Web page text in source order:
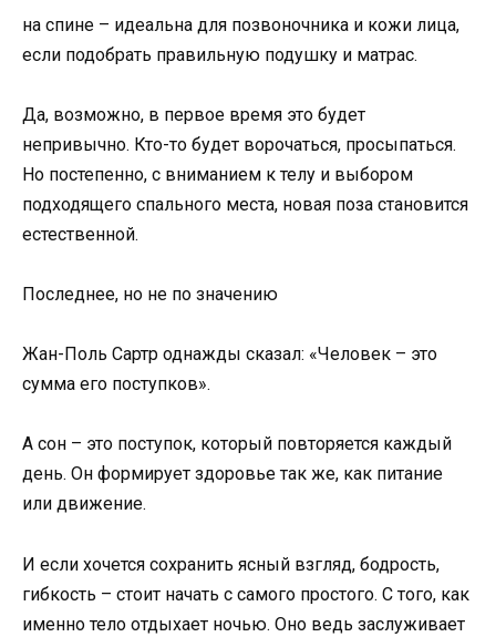
на спине – идеальна для позвоночника и кожи лица,
если подобрать правильную подушку и матрас.
Да, возможно, в первое время это будет
непривычно. Кто-то будет ворочаться, просыпаться.
Но постепенно, с вниманием к телу и выбором
подходящего спального места, новая поза становится
естественной.
Последнее, но не по значению
Жан-Поль Сартр однажды сказал: «Человек – это
сумма его поступков».
А сон – это поступок, который повторяется каждый
день. Он формирует здоровье так же, как питание
или движение.
И если хочется сохранить ясный взгляд, бодрость,
гибкость – стоит начать с самого простого. С того, как
именно тело отдыхает ночью. Оно ведь заслуживает